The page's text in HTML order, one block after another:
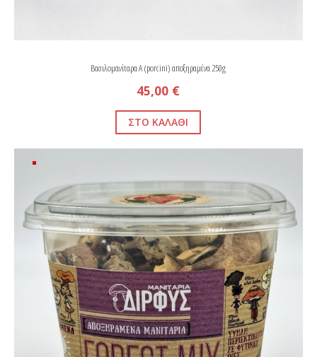
Βασιλομανίταρα A (porcini) αποξηραμένα 250g
45,00 €